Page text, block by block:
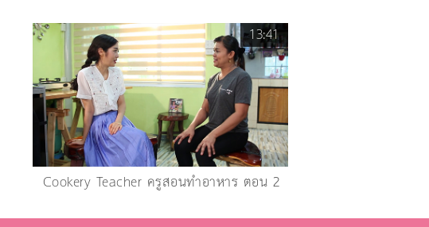
13:41
Cookery Teacher ครูสอนทำอาหาร ตอน 2